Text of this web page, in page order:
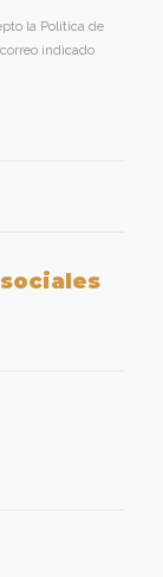
la Política de
indicado